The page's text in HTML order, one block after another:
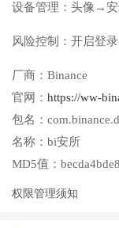
设备管理：头像→
风险控制：开启登
厂商： Binance
官网： https://ww-
包名：
名称： bi安所
MD5值：
权限管理须知